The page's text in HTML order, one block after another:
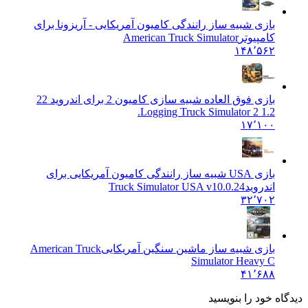
بازی شبیه ساز رانندگی کامیون آمریکایی - آریزونا برای
کامپیوترAmerican Truck Simulator
۱۴۸٬۵۶۲
بازی فوق العاده شبیه سازی کامیون 2 برای اندروید 2
2
Logging Truck Simulator 2 1.2.
۱۷٬۱۰۰
بازی USA شبیه ساز رانندگی کامیون آمریکایی برای
Truck Simulator USA v10.0.24
۳۲٬۷۰۲
بازی شبیه ساز ماشین سنگین آمریکاییAmerican Truck
Simulator Heavy C
۴۱٬۶۸۸
خود را بنویسید